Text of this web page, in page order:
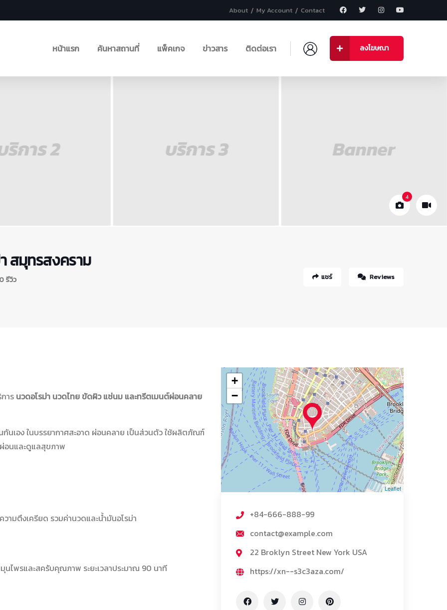
About My Account Contact
หน้าแรก ค้นหาสถานที่ แพ็คเกจ ข่าวสาร ติดต่อเรา ลงโฆษณา
4
สมุทรสงคราม
รีวิว แชร์ Reviews
าร นวดอโรม่า นวดไทย ขัดผิว แช่นม และทรีตเมนต์ผ่อนคลาย
กันเอง ในบรรยากาศสะอาด ผ่อนคลาย เป็นส่วนตัว ใช้ผลิตภัณฑ์
อนและดูแลสุขภาพ
ามตึงเครียด รวมค่านวดและน้ำมันอโรม่า
ไพรและสครับคุณภาพ ระยะเวลาประมาณ 90 นาที
+
−
Leaflet
+84-666-888-99
contact@example.com
22 Broklyn Street New York USA
https://xn--s3c3aza.com/